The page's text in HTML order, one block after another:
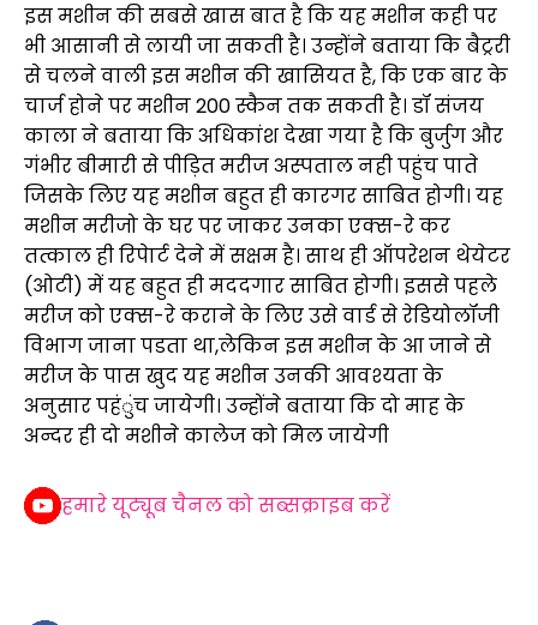
इस मशीन की सबसे खास बात है कि यह मशीन कही पर
भी आसानी से लायी जा सकती है। उन्होंने बताया कि बैट्ररी
से चलने वाली इस मशीन की खासियत है, कि एक बार के
चार्ज होने पर मशीन 200 स्कैन तक सकती है। डॉ संजय
काला ने बताया कि अधिकांश देखा गया है कि बुर्जुग और
गंभीर बीमारी से पीड़ित मरीज अस्पताल नही पहुंच पाते
जिसके लिए यह मशीन बहुत ही कारगर साबित होगी। यह
मशीन मरीजो के घर पर जाकर उनका एक्स-रे कर
तत्काल ही रिपेार्ट देने में सक्षम है। साथ ही ऑपरेशन थेयेटर
(ओटी) में यह बहुत ही मददगार साबित होगी। इससे पहले
मरीज को एक्स-रे कराने के लिए उसे वार्ड से रेडियोलॉजी
विभाग जाना पडता था,लेकिन इस मशीन के आ जाने से
मरीज के पास खुद यह मशीन उनकी आवश्यता के
अनुसार पहंुंच जायेगी। उन्होंने बताया कि दो माह के
अन्दर ही दो मशीने कालेज को मिल जायेगी
हमारे यूट्यूब चैनल को सब्सक्राइब करें